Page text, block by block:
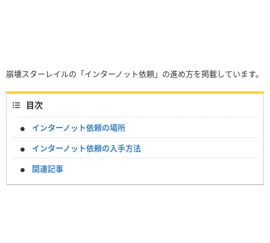
崩壊スターレイルの「インターノット依頼」の進め方を掲載しています。
目次
インターノット依頼の場所
インターノット依頼の入手方法
関連記事